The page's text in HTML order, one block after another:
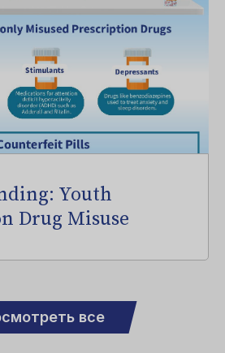
Youth
Drug Misuse
все